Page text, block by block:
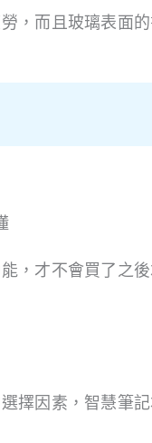
，而且玻璃表面
，才不會買了之後
擇因素，智慧筆